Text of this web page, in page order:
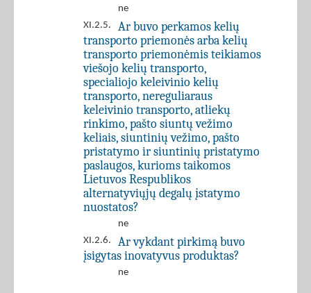
ne
XI.2.5.
Ar buvo perkamos kelių
transporto priemonės arba kelių
transporto priemonėmis teikiamos
viešojo kelių transporto,
specialiojo keleivinio kelių
transporto, nereguliaraus
keleivinio transporto, atliekų
rinkimo, pašto siuntų vežimo
keliais, siuntinių vežimo, pašto
pristatymo ir siuntinių pristatymo
paslaugos, kurioms taikomos
Lietuvos Respublikos
alternatyviųjų degalų įstatymo
nuostatos?
ne
XI.2.6.
Ar vykdant pirkimą buvo
įsigytas inovatyvus produktas?
ne